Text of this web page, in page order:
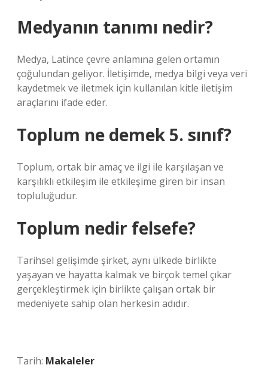
Medyanın tanımı nedir?
Medya, Latince çevre anlamına gelen ortamın
çoğulundan geliyor. İletişimde, medya bilgi veya veri
kaydetmek ve iletmek için kullanılan kitle iletişim
araçlarını ifade eder.
Toplum ne demek 5. sınıf?
Toplum, ortak bir amaç ve ilgi ile karşılaşan ve
karşılıklı etkileşim ile etkileşime giren bir insan
topluluğudur.
Toplum nedir felsefe?
Tarihsel gelişimde şirket, aynı ülkede birlikte
yaşayan ve hayatta kalmak ve birçok temel çıkar
gerçekleştirmek için birlikte çalışan ortak bir
medeniyete sahip olan herkesin adıdır.
Tarih: Makaleler